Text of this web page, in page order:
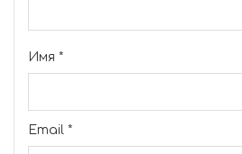
Имя *
Email *